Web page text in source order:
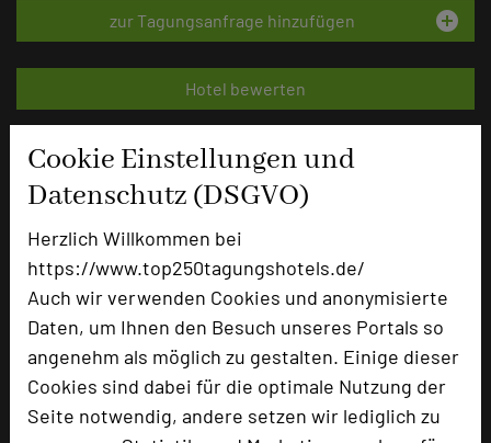
Cookie Einstellungen und
Datenschutz (DSGVO)
Herzlich Willkommen bei
https://www.top250tagungshotels.de/
Auch wir verwenden Cookies und anonymisierte
Daten, um Ihnen den Besuch unseres Portals so
angenehm als möglich zu gestalten. Einige dieser
Cookies sind dabei für die optimale Nutzung der
Seite notwendig, andere setzen wir lediglich zu
zur Tagungsanfrage hinzufügen add_circle
Hotel bewerten
Hoteldaten
Max. Tagungskapazität (Personen)
U-Form
Parlamentarisch
Tagungsräume
13
Zimmer
73
Doppelzimmer
29
Einzelzimmer
40